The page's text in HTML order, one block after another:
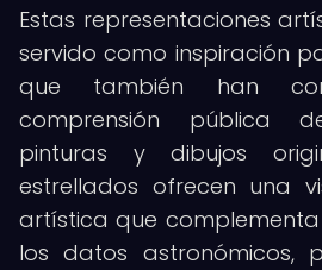
Estas representaciones
servido como inspiración
que también han
comprensión pública
pinturas y dibujos
estrellados ofrecen una
artística que
los datos astronómicos,